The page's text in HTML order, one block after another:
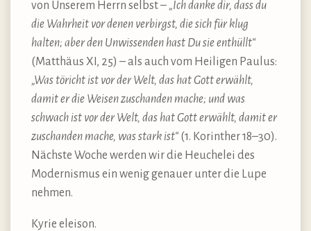
von Unserem Herrn selbst – „Ich danke dir, dass du
die Wahrheit vor denen verbirgst, die sich für klug
halten; aber den Unwissenden hast Du sie enthüllt“
(Matthäus XI, 25) – als auch vom Heiligen Paulus:
„Was töricht ist vor der Welt, das hat Gott erwählt,
damit er die Weisen zuschanden mache; und was
schwach ist vor der Welt, das hat Gott erwählt, damit er
zuschanden mache, was stark ist“ (1. Korinther 18–30).
Nächste Woche werden wir die Heuchelei des
Modernismus ein wenig genauer unter die Lupe
nehmen.
Kyrie eleison.